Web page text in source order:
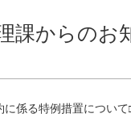
課からの
係る特例措置について